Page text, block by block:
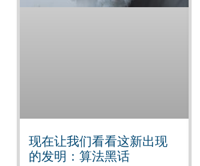
现在让我们看看这新出现
的发明：算法黑话